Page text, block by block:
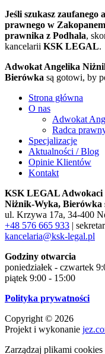
Jeśli szukasz
prawnego w Zakopanem
prawnika z Podhala,
kancelarii KSK LEGAL.
Adwokat Angelika
Bierówka są gotowi, by
Strona główna
O nas
Adwokat
Radca
Specjalizacje
Aktualności / Blog
Opinie Klientów
Kontakt
KSK LEGAL Adwokaci
Niżnik-Wyka, Bierówka
ul. Krzywa 17a, 34-400
+48 576 665 933 |
kancelaria@ksk-legal.pl
Godziny otwarcia
poniedziałek - czwartek
piątek 9:00 - 15:00
Polityka prywatności
Copyright © 2026
Projekt i wykonanie
Zarządzaj plikami cookies